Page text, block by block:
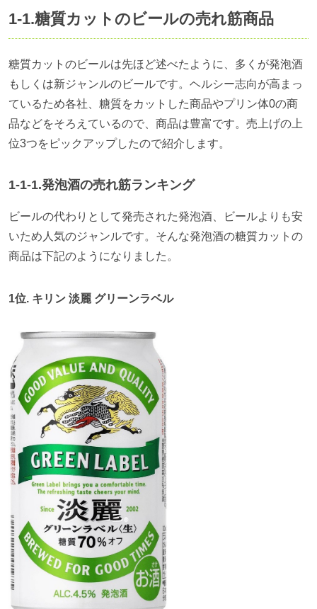
1-1.糖質カットのビールの売れ筋商品
糖質カットのビールは先ほど述べたように、多くが発泡酒
もしくは新ジャンルのビールです。ヘルシー志向が高まっ
ているため各社、糖質をカットした商品やプリン体0の商
品などをそろえているので、商品は豊富です。売上げの上
位3つをピックアップしたので紹介します。
1-1-1.発泡酒の売れ筋ランキング
ビールの代わりとして発売された発泡酒、ビールよりも安
いため人気のジャンルです。そんな発泡酒の糖質カットの
商品は下記のようになりました。
1位. キリン 淡麗 グリーンラベル